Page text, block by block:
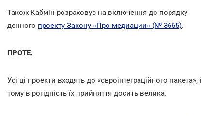
Також Кабмін розраховує на включення до порядку
денного проекту Закону «Про медиации» (№ 3665).
ПРОТЕ:
Усі ці проекти входять до «євроінтеграційного пакета», і
тому вірогідність їх прийняття досить велика.